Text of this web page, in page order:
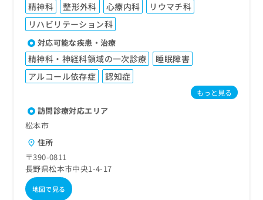
精神科 整形外科 心療内科
リウマチ科
リハビリテーション科
対応可能な疾患・治療
精神科・神経科領域の一次診療
睡眠障害
アルコール依存症
認知症
もっと見る
訪問診療対応エリア
松本市
住所
〒390-0811
長野県松本市中央1-4-17
地図で見る